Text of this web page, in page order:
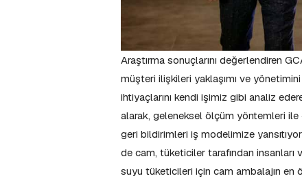
Araştırma sonuçlarını değerlendiren
müşteri ilişkileri yaklaşımı ve
ihtiyaçlarını kendi işimiz gibi analiz
alarak, geleneksel ölçüm yöntemleri
geri bildirimleri iş modelimize
de cam, tüketiciler tarafından
suyu tüketicileri için cam ambalajın en